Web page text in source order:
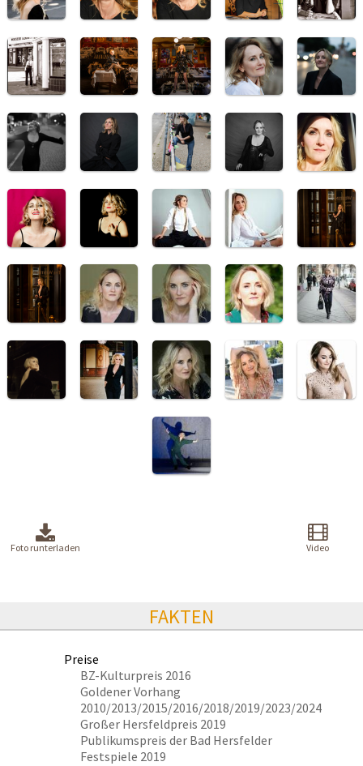
Foto runterladen Video
FAKTEN
Preise
BZ-Kulturpreis 2016
Goldener Vorhang
2010/2013/2015/2016/2018/2019/2023/2024
Großer Hersfeldpreis 2019
Publikumspreis der Bad Hersfelder
Festspiele 2019